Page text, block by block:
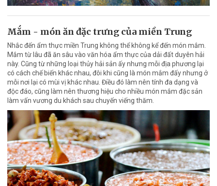
Mắm - món ăn đặc trưng của miền Trung
Nhắc đến ẩm thực miền Trung không thể không kể đến món mắm.
Mắm từ lâu đã ăn sâu vào văn hóa ẩm thực của dải đất duyên hải
này. Cũng từ những loại thủy hải sản ấy nhưng mỗi địa phương lại
có cách chế biến khác nhau, đôi khi cũng là món mắm đấy nhưng ở
mỗi nơi lại có mùi vị khác nhau. Điều đó làm nên tính đa dạng và
độc đáo, cũng làm nên thương hiệu cho nhiều món mắm đặc sản
làm vấn vương du khách sau chuyến viếng thăm.